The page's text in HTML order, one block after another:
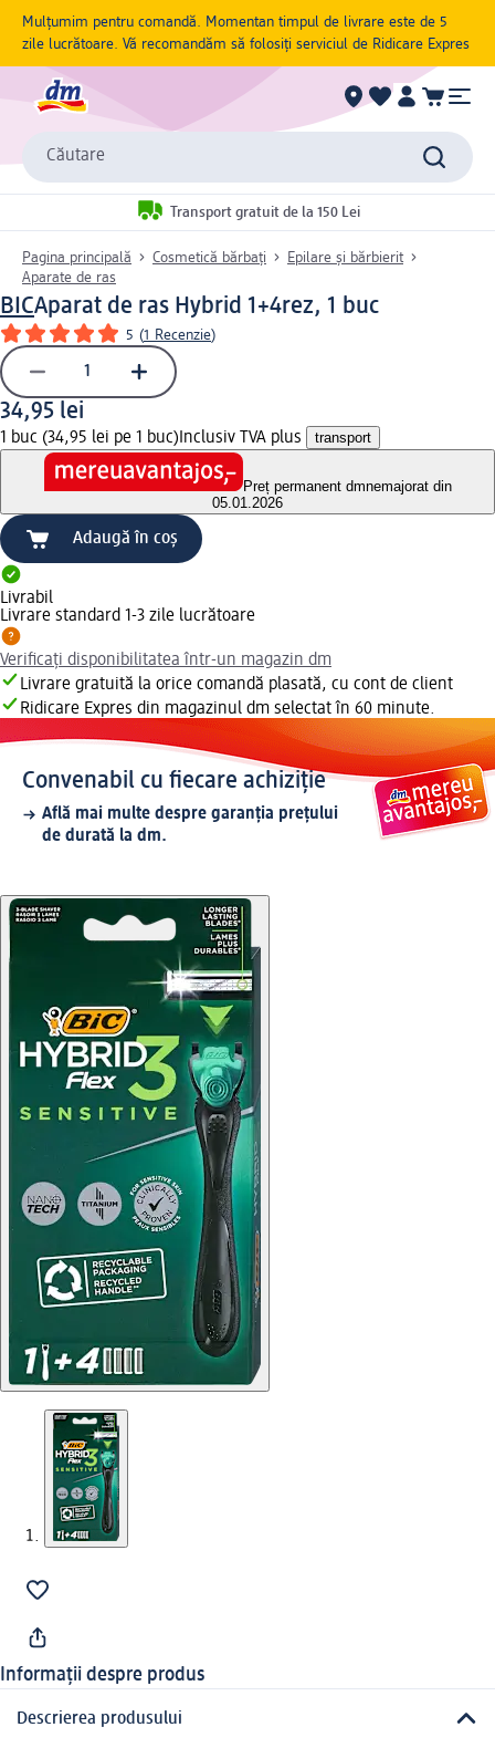
Mulțumim pentru comandă. Momentan timpul de livrare este de 5
zile lucrătoare. Vă recomandăm să folosiți serviciul de Ridicare Expres
Căutare
Transport gratuit de la 150 Lei
Pagina principală Cosmetică bărbați
Epilare și bărbierit
Aparate de ras
BICAparat de ras Hybrid 1+4rez, 1 buc
5 (1 Recenzie)
34,95 lei
1 buc (34,95 lei pe 1 buc) Inclusiv TVA plus transport
Preț permanent dmnemajorat din
05.01.2026
Adaugă în coș
Livrabil
Livrare standard 1-3 zile lucrătoare
Verificați disponibilitatea într-un magazin dm
Livrare gratuită la orice comandă plasată, cu cont de client
Ridicare Expres din magazinul dm selectat în 60 minute.
Convenabil cu fiecare achiziție
Află mai multe despre garanția prețului
de durată la dm.
Informații despre produs
Descrierea produsului